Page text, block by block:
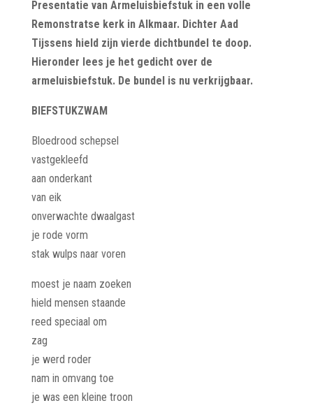
Presentatie van Armeluisbiefstuk in een volle
Remonstratse kerk in Alkmaar. Dichter Aad
Tijssens hield zijn vierde dichtbundel te doop.
Hieronder lees je het gedicht over de
armeluisbiefstuk. De bundel is nu verkrijgbaar.
BIEFSTUKZWAM
Bloedrood schepsel
vastgekleefd
aan onderkant
van eik
onverwachte dwaalgast
je rode vorm
stak wulps naar voren
moest je naam zoeken
hield mensen staande
reed speciaal om
zag
je werd roder
nam in omvang toe
je was een kleine troon